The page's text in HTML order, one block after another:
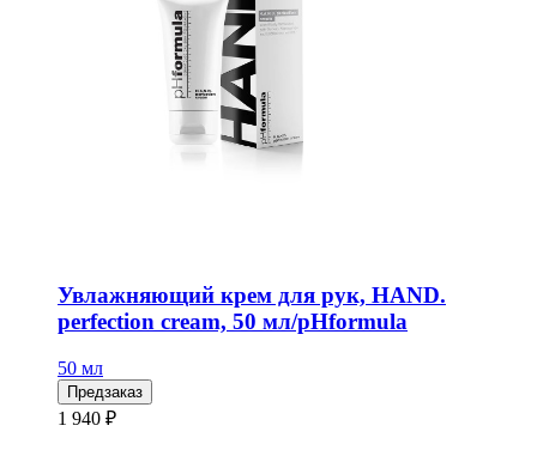
Увлажняющий крем для рук, HAND.
perfection cream, 50 мл/pHformula
50 мл
Предзаказ
1 940 ₽